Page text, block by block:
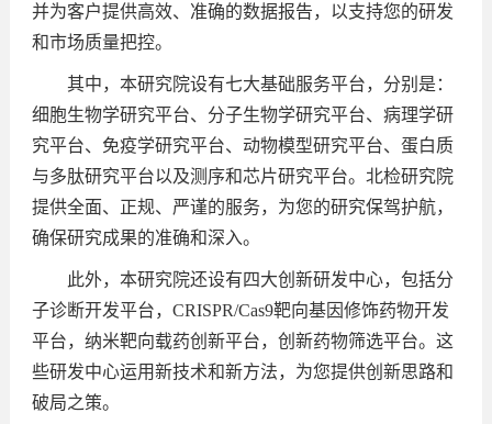
并为客户提供高效、准确的数据报告，以支持您的研发
和市场质量把控。
其中，本研究院设有七大基础服务平台，分别是：
细胞生物学研究平台、分子生物学研究平台、病理学研
究平台、免疫学研究平台、动物模型研究平台、蛋白质
与多肽研究平台以及测序和芯片研究平台。北检研究院
提供全面、正规、严谨的服务，为您的研究保驾护航，
确保研究成果的准确和深入。
此外，本研究院还设有四大创新研发中心，包括分
子诊断开发平台，CRISPR/Cas9靶向基因修饰药物开发
平台，纳米靶向载药创新平台，创新药物筛选平台。这
些研发中心运用新技术和新方法，为您提供创新思路和
破局之策。